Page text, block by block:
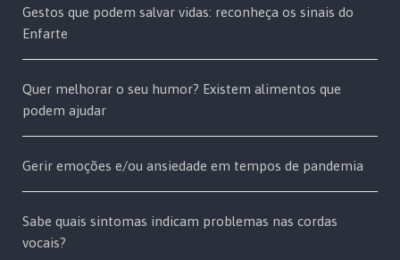
Gestos que podem salvar vidas: reconheça os sinais do
Enfarte
Quer melhorar o seu humor? Existem alimentos que
podem ajudar
Gerir emoções e/ou ansiedade em tempos de pandemia
Sabe quais sintomas indicam problemas nas cordas
vocais?